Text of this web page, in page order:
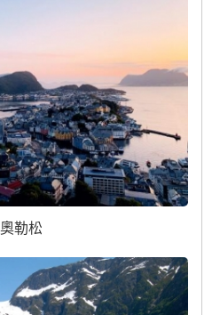
奧勒松